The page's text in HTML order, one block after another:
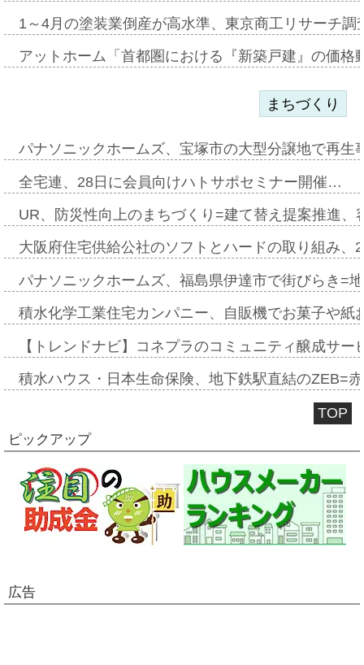
1～4月の塗装業倒産が高水準、東京商工リサーチ
アットホーム「首都圏における『新築戸建』の価
まちづくり
パナソニックホームズ、宝塚市の大型分譲地で再
全宅連、28日に会員向けハトサポセミナー開催…
UR、防災性向上のまちづくり=建て替え提案推進
大阪府住宅供給公社のソフトとハードの取り組み
パナソニックホームズ、福島県伊達市で街びらき=
積水化学工業住宅カンパニー、自販機でお菓子や
【トレンドナビ】コネプラのコミュニティ醸成サ
積水ハウス・日本生命保険、地下鉄駅直結のZEB=
TOP
ピックアップ
広告